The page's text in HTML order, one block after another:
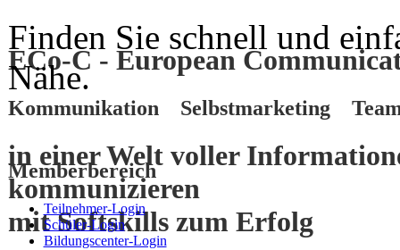
ECo-C - European
Kommunikation Selbstmarketing
in einer Welt voller
kommunizieren
mitSoftskillszum Erfolg
Finden Sie schnell und
Nähe.
Memberbereich
Teilnehmer-Login
Schüler-Login
Bildungscenter-Login